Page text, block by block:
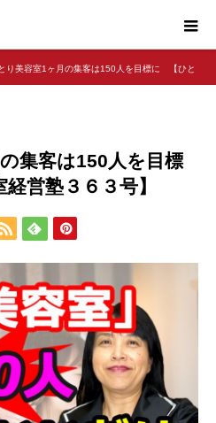
り美容室1ヶ月の集客は150人を目標に 【ひと
集客は150人を目標
営塾３６３号】